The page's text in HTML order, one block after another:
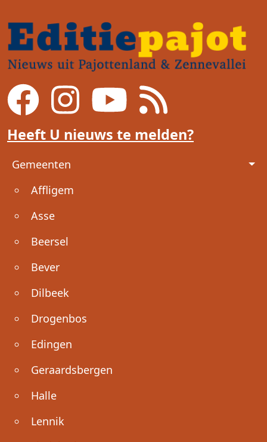
Heeft U nieuws te melden?
Voet
Gemeenten
Affligem
Asse
Beersel
Bever
Dilbeek
Drogenbos
Edingen
Geraardsbergen
Halle
Lennik